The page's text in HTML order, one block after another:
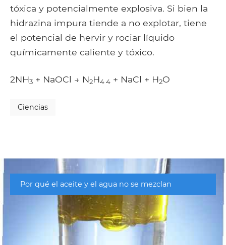
tóxica y potencialmente explosiva. Si bien la
hidrazina impura tiende a no explotar, tiene
el potencial de hervir y rociar líquido
químicamente caliente y tóxico.
2NH3 + NaOCl → N2H4 4 + NaCl + H2O
Ciencias
Por qué el aceite y el agua no se mezclan